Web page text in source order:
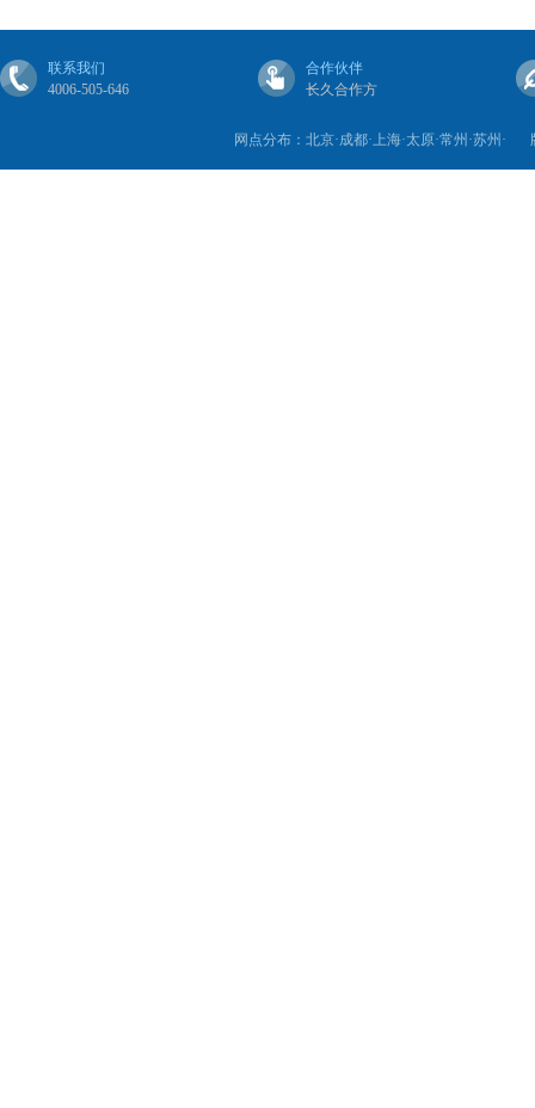
联系我们
4006-505-646
合作伙伴
长久合作方
网点分布：北京·成都·上海·太原·常州·苏州·